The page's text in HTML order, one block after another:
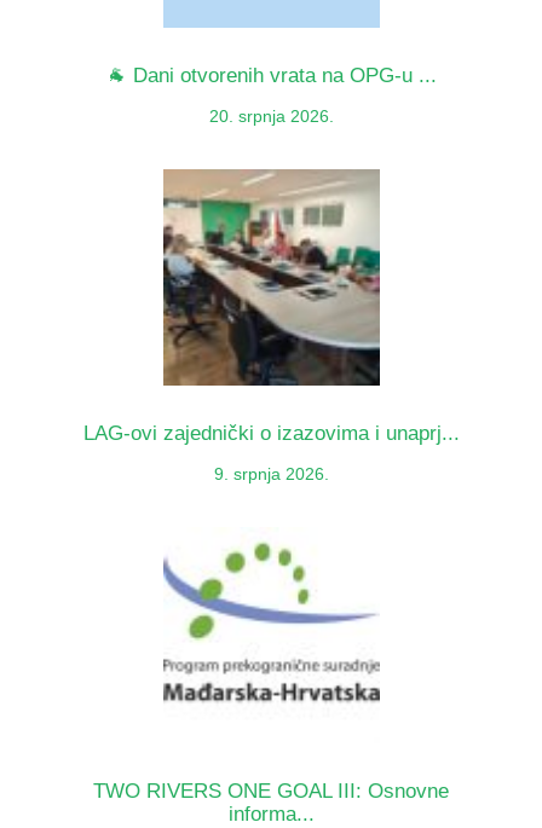
🐐 Dani otvorenih vrata na OPG-u ...
20. srpnja 2026.
LAG-ovi zajednički o izazovima i unaprj...
9. srpnja 2026.
TWO RIVERS ONE GOAL III: Osnovne
informa...